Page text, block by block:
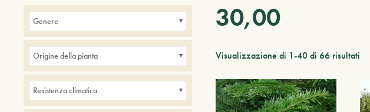
30,00
Visualizzazione di 1-40 di 66 risultati
Genere
Origine della pianta
Resistenza climatica